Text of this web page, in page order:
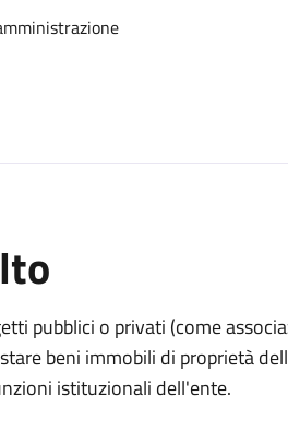
pubblici o privati (come
beni immobili di proprietà
istituzionali dell'ente.